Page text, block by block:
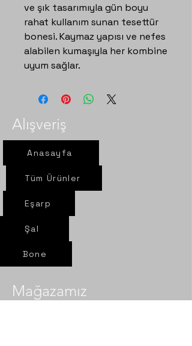
ve şık tasarımıyla gün boyu
rahat kullanım sunan tesettür
bonesi. Kaymaz yapısı ve nefes
alabilen kumaşıyla her kombine
uyum sağlar.
Alışveriş
Anasayfa
Tüm Ürünler
Eşarp
Şal
Bone
Mağazamız